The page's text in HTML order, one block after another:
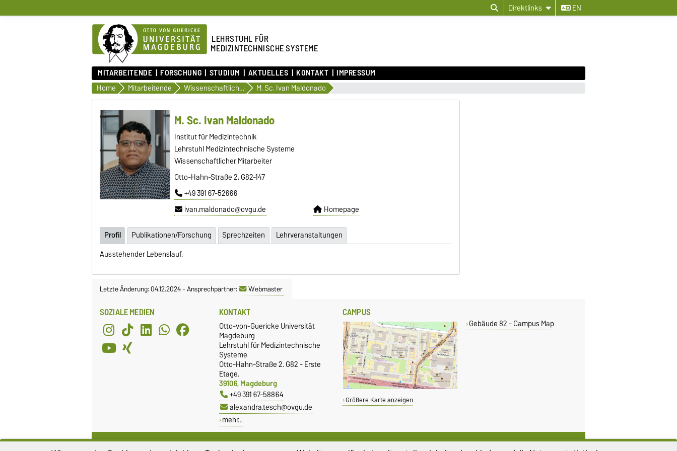
Direktlinks EN
LEHRSTUHL FÜR
MEDIZINTECHNISCHE SYSTEME
MITARBEITENDE FORSCHUNG STUDIUM AKTUELLES KONTAKT IMPRESSUM
Home Mitarbeitende Wissenschaftliche Mitarbeitende M. Sc. Ivan Maldonado
M. Sc. Ivan Maldonado
Institut für Medizintechnik
Lehrstuhl Medizintechnische Systeme
Wissenschaftlicher Mitarbeiter
Otto-Hahn-Straße 2, G82-147
+49 391 67-52666
ivan.maldonado@ovgu.de
Homepage
Profil Publikationen/Forschung Sprechzeiten
Lehrveranstaltungen
Ausstehender Lebenslauf.
Letzte Änderung: 04.12.2024-Ansprechpartner: Webmaster
SOZIALE MEDIEN KONTAKT
Otto-von-Guericke Universität
Magdeburg
Lehrstuhl für Medizintechnische
Systeme
Otto-Hahn-Straße 2. G82 - Erste
Etage.
39106, Magdeburg
+49 391 67-58864
alexandra.tesch@ovgu.de
mehr…
CAMPUS
Größere Karte anzeigen
Gebäude 82 - Campus Map
FACHSCHAFTSRAT SERVICE GLEICHSTELLUNG DIESE SEITE